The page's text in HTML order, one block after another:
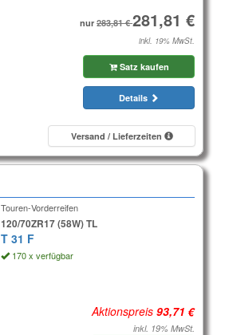
nur
inkl. 19% MwSt.
Satz kaufen
Details
Versand / Lieferzeiten
Touren-Vorderreifen
120/70ZR17 (58W) TL
T 31 F
170 x verfügbar
Aktionspreis
inkl. 19% MwSt.